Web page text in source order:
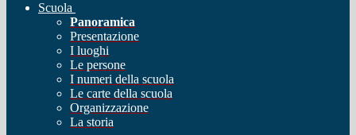
Scuola
Panoramica
Presentazione
I luoghi
Le persone
I numeri della scuola
Le carte della scuola
Organizzazione
La storia